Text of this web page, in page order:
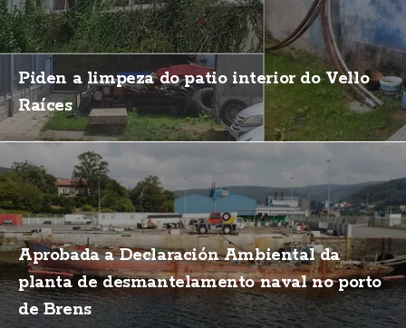
Piden a limpeza do patio interior do Vello
Raíces
Aprobada a Declaración Ambiental da
planta de desmantelamento naval no porto
de Brens